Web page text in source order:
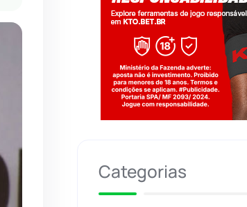
Categorias